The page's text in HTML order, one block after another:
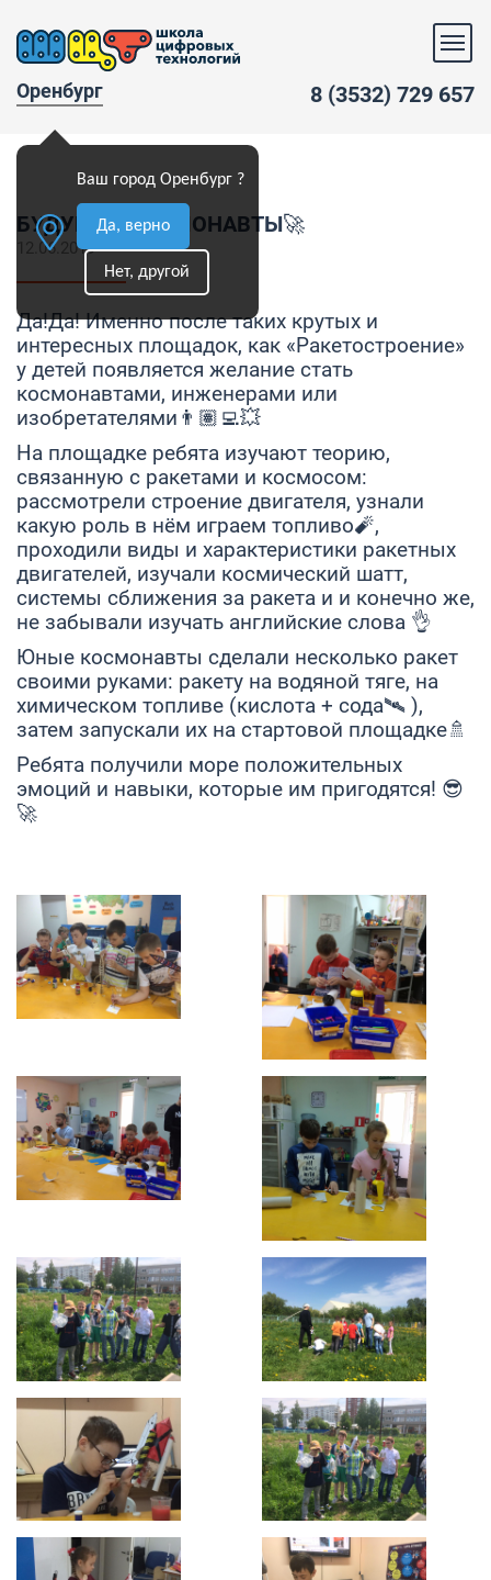
Оренбург
Ваш город Оренбург ?
Да, верно
Нет, другой
8 (3532) 729 657
БУДУЩИЕ КОСМОНАВТЫ🚀
12.06.2019
Да!Да! Именно после таких крутых и
интересных площадок, как «Ракетостроение»
у детей появляется желание стать
космонавтами, инженерами или
изобретателями👨🏽‍💻💥
На площадке ребята изучают теорию,
связанную с ракетами и космосом:
рассмотрели строение двигателя, узнали
какую роль в нём играем топливо🧨,
проходили виды и характеристики ракетных
двигателей, изучали космический шатт,
системы сближения за ракета и и конечно же,
не забывали изучать английские слова 👌
Юные космонавты сделали несколько ракет
своими руками: ракету на водяной тяге, на
химическом топливе (кислота + сода🛰 ),
затем запускали их на стартовой площадке🚿
Ребята получили море положительных
эмоций и навыки, которые им пригодятся! 😎
🚀